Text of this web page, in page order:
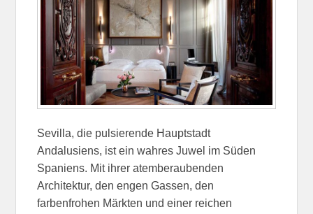
Sevilla, die pulsierende Hauptstadt
Andalusiens, ist ein wahres Juwel im Süden
Spaniens. Mit ihrer atemberaubenden
Architektur, den engen Gassen, den
farbenfrohen Märkten und einer reichen